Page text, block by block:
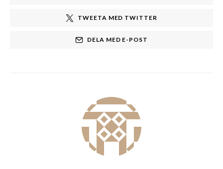
TWEETA MED TWITTER
DELA MED E-POST